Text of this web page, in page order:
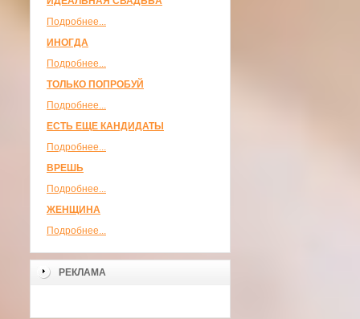
Подробнее...
ИНОГДА
Подробнее...
ТОЛЬКО ПОПРОБУЙ
Подробнее...
ЕСТЬ ЕЩЕ КАНДИДАТЫ
Подробнее...
ВРЕШЬ
Подробнее...
ЖЕНЩИНА
Подробнее...
РЕКЛАМА